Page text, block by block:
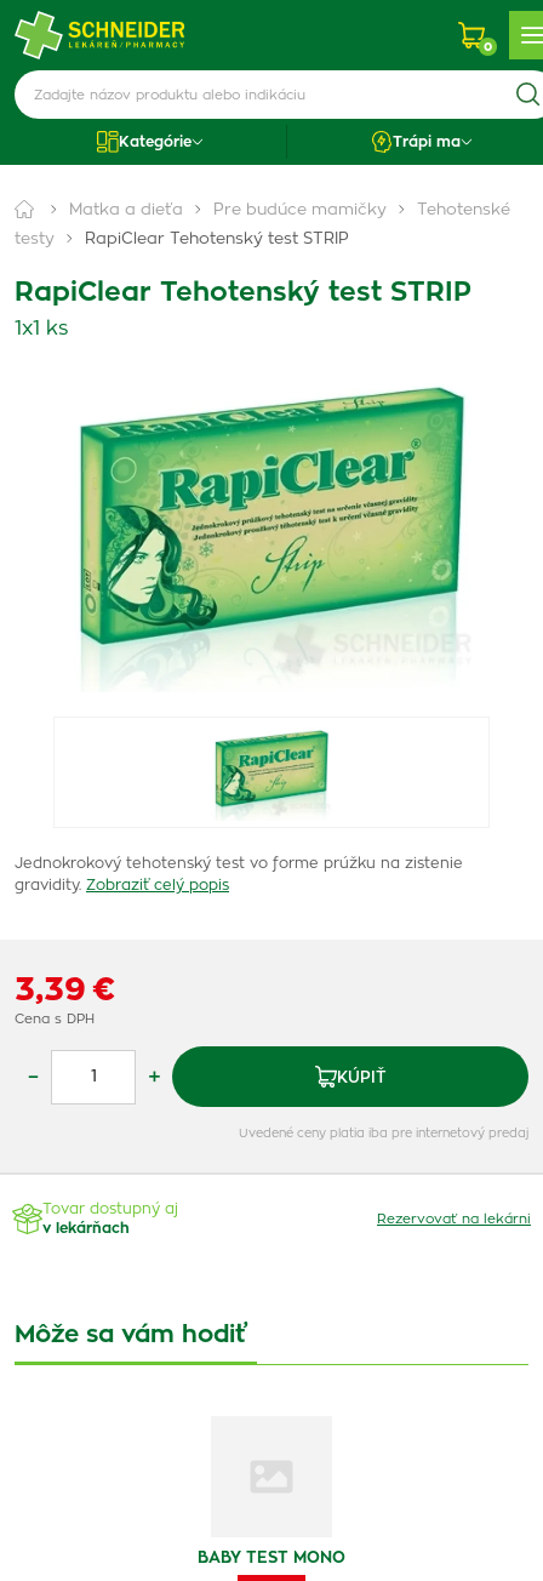
0
Kategórie Trápi ma
Matka a dieťa Pre budúce mamičky
Tehotenské
testy
RapiClear Tehotenský test STRIP
RapiClear Tehotenský test STRIP
1x1 ks
Jednokrokový tehotenský test vo forme prúžku na zistenie
gravidity. Zobraziť celý popis
3,39 €
Cena s DPH
– + KÚPIŤ
Uvedené ceny platia iba pre internetový predaj
Tovar dostupný aj
v lekárňach
Rezervovať na lekárni
Môže sa vám hodiť
BABY TEST MONO